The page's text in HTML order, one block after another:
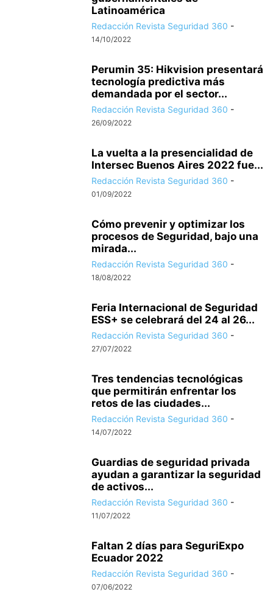
Latinoamérica
Redacción Revista Seguridad 360 -
14/10/2022
Perumin 35: Hikvision presentará
tecnología predictiva más
demandada por el sector...
Redacción Revista Seguridad 360 -
26/09/2022
La vuelta a la presencialidad de
Intersec Buenos Aires 2022 fue...
Redacción Revista Seguridad 360 -
01/09/2022
Cómo prevenir y optimizar los
procesos de Seguridad, bajo una
mirada...
Redacción Revista Seguridad 360 -
18/08/2022
Feria Internacional de Seguridad
ESS+ se celebrará del 24 al 26...
Redacción Revista Seguridad 360 -
27/07/2022
Tres tendencias tecnológicas
que permitirán enfrentar los
retos de las ciudades...
Redacción Revista Seguridad 360 -
14/07/2022
Guardias de seguridad privada
ayudan a garantizar la seguridad
de activos...
Redacción Revista Seguridad 360 -
11/07/2022
Faltan 2 días para SeguriExpo
Ecuador 2022
Redacción Revista Seguridad 360 -
07/06/2022